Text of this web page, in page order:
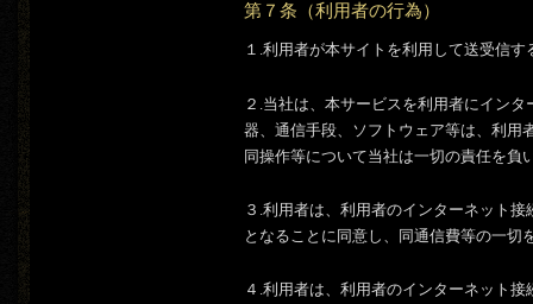
第７条（利用者の行為）
１.利用者が本サイトを利用して送受信
２.当社は、本サービスを利用者にイン
器、通信手段、ソフトウェア等は、利用
同操作等について当社は一切の責任を負
３.利用者は、利用者のインターネット
となることに同意し、同通信費等の一切
４.利用者は、利用者のインターネット